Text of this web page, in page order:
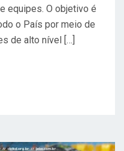
equipes. O objetivo é
o País por meio de
de alto nível […]